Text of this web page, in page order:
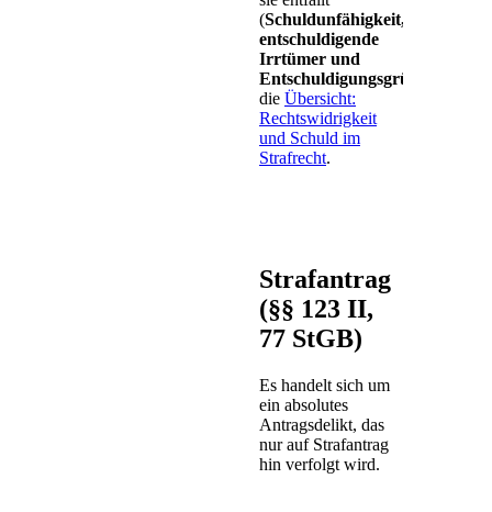
(Schuldunfähigkeit,
entschuldigende
Irrtümer und
Entschuldigungsgründe
die Übersicht:
Rechtswidrigkeit
und Schuld im
Strafrecht.
Strafantrag
(§§ 123 II,
77 StGB)
Es handelt sich um
ein absolutes
Antragsdelikt, das
nur auf Strafantrag
hin verfolgt wird.